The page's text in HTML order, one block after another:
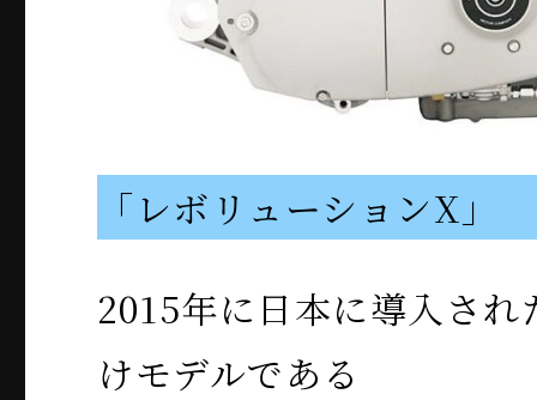
「レボリューションX」
2015年に日本に導入さ
けモデルである